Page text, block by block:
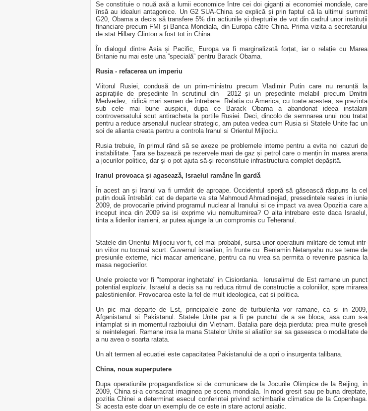
Se constituie o nouă axă a lumii economice între cei doi giganți ai economiei mondiale, care
însă au idealuri antagonice. Un G2 SUA-China se explică și prin faptul că la ultimul summit
G20, Obama a decis să transfere 5% din actiunile și drepturile de vot din cadrul unor instituții
financiare precum FMI și Banca Mondiala, din Europa către China. Prima vizita a secretarului
de stat Hillary Clinton a fost tot in China.
În dialogul dintre Asia și Pacific, Europa va fi marginalizată forțat, iar o relație cu Marea
Britanie nu mai este una ”specială” pentru Barack Obama.
Rusia - refacerea un imperiu
Viitorul Rusiei, condusă de un prim-ministru precum Vladimir Putin care nu renunță la
aspirațiile de președinte în scrutinul din 2012 și un președinte melabil precum Dmitrii
Medvedev, ridică mari semen de întrebare. Relatia cu America, cu toate acestea, se prezinta
sub cele mai bune auspicii, dupa ce Barack Obama a abandonat ideea instalarii
controversatului scut antiracheta la portile Rusiei. Deci, dincolo de semnarea unui nou tratat
pentru a reduce arsenalul nuclear strategic, am putea vedea cum Rusia si Statele Unite fac un
soi de alianta creata pentru a controla Iranul si Orientul Mijlociu.
Rusia trebuie, în primul rând să se axeze pe problemele interne pentru a evita noi cazuri de
instabilitate. Țara se bazează pe rezervele mari de gaz și petrol care o mențin în marea arena
a jocurilor politice, dar și o pot ajuta să-și reconstituie infrastructura complet depășită.
Iranul provoaca și agasează, Israelul ramâne în gardă
În acest an și Iranul va fi urmărit de aproape. Occidentul speră să găsească răspuns la cel
puțin două întrebări: cat de departe va sta Mahmoud Ahmadinejad, presedintele reales in iunie
2009, de provocarile privind programul nuclear al Iranului si ce impact va avea Opozitia care a
inceput inca din 2009 sa isi exprime viu nemultumirea? O alta intrebare este daca Israelul,
tinta a liderilor iranieni, ar putea ajunge la un compromis cu Teheranul.
Statele din Orientul Mijlociu vor fi, cel mai probabil, sursa unor operatiuni militare de temut intr-
un viitor nu tocmai scurt. Guvernul israelian, în frunte cu Beniamin Netanyahu nu se teme de
presiunile externe, nici macar americane, pentru ca nu vrea sa permita o revenire pasnica la
masa negocierilor.
Unele proiecte vor fi "temporar inghetate" in Cisiordania. Ierusalimul de Est ramane un punct
potential exploziv. Israelul a decis sa nu reduca ritmul de constructie a coloniilor, spre mirarea
palestinienilor. Provocarea este la fel de mult ideologica, cat si politica.
Un pic mai departe de Est, principalele zone de turbulenta vor ramane, ca si in 2009,
Afganistanul si Pakistanul. Statele Unite par a fi pe punctul de a se bloca, asa cum s-a
intamplat si in momentul razboiului din Vietnam. Batalia pare deja pierduta: prea multe greseli
si neintelegeri. Ramane insa la mana Statelor Unite si aliatilor sai sa gaseasca o modalitate de
a nu avea o soarta ratata.
Un alt termen al ecuatiei este capacitatea Pakistanului de a opri o insurgenta talibana.
China, noua superputere
Dupa operatiunile propagandistice si de comunicare de la Jocurile Olimpice de la Beijing, in
2009, China si-a consacrat imaginea pe scena mondiala. In mod gresit sau pe buna dreptate,
pozitia Chinei a determinat esecul conferintei privind schimbarile climatice de la Copenhaga.
Si acesta este doar un exemplu de ce este in stare actorul asiatic.